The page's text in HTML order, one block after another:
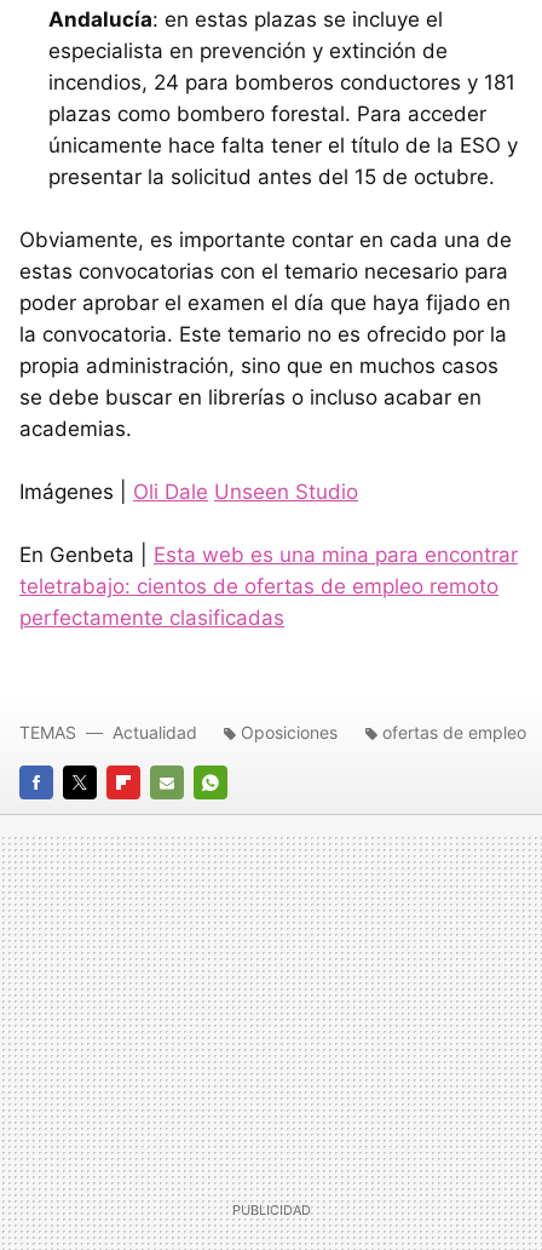
Andalucía: en estas plazas se incluye el
especialista en prevención y extinción de
incendios, 24 para bomberos conductores y 181
plazas como bombero forestal. Para acceder
únicamente hace falta tener el título de la ESO y
presentar la solicitud antes del 15 de octubre.
Obviamente, es importante contar en cada una de
estas convocatorias con el temario necesario para
poder aprobar el examen el día que haya fijado en
la convocatoria. Este temario no es ofrecido por la
propia administración, sino que en muchos casos
se debe buscar en librerías o incluso acabar en
academias.
Imágenes | Oli Dale Unseen Studio
En Genbeta | Esta web es una mina para encontrar
teletrabajo: cientos de ofertas de empleo remoto
perfectamente clasificadas
FACEBOOK
TWITTERFLIPBOARD
E-
MAIL
WHATSAPP
TEMAS Actualidad Oposiciones ofertas de empleo